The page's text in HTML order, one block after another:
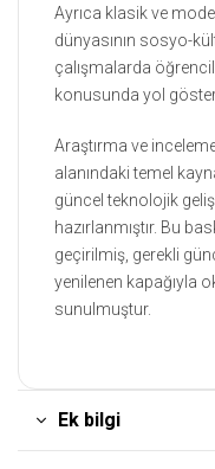
Ayrıca klasik ve
dünyasının sosyo-
çalışmalarda
konusunda yol
Araştırma ve
alanındaki temel
güncel teknolojik
hazırlanmıştır. Bu
geçirilmiş, gerekli
yenilenen kapağıyla
sunulmuştur.
Ek bilgi